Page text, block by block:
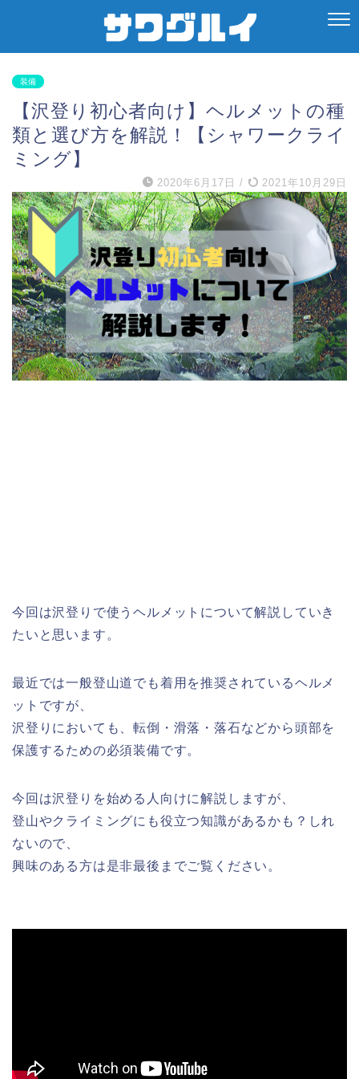
装備
【沢登り初心者向け】ヘルメットの種
類と選び方を解説！【シャワークライ
ミング】
2020年6月17日 / 2021年10月29日
今回は沢登りで使うヘルメットについて解説していき
たいと思います。
最近では一般登山道でも着用を推奨されているヘルメ
ットですが、
沢登りにおいても、転倒・滑落・落石などから頭部を
保護するための必須装備です。
今回は沢登りを始める人向けに解説しますが、
登山やクライミングにも役立つ知識があるかも？しれ
ないので、
興味のある方は是非最後までご覧ください。